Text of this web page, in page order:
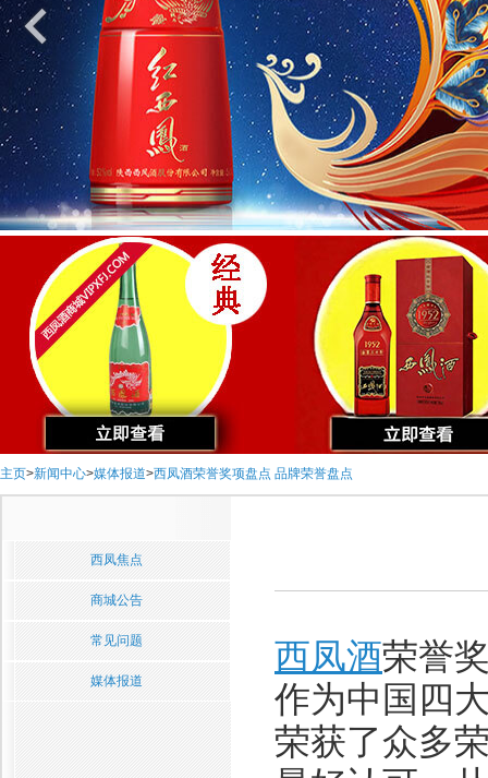
主页>新闻中心>媒体报道>西凤酒荣誉奖项盘点 品牌荣誉盘点
西凤焦点
商城公告
常见问题
媒体报道
西凤酒荣誉
作为中国四
荣获了众多